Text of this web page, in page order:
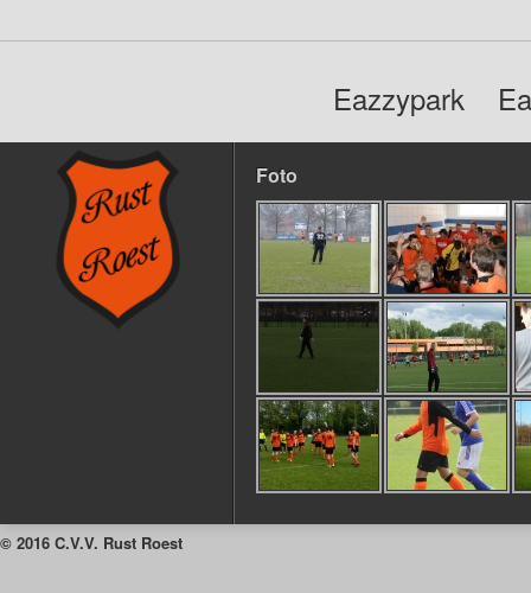
Eazzypark
Foto
© 2016 C.V.V. Rust Roest